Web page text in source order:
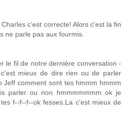
c'est correcte! Alors c'est la fin
ne parle pas aux fourmis.
le fil de notre dernière conversation -
mieux de dire rien ou de parler
Jeff comment sont tes hmmm hmmm
parler ou non hmmmmmmm ok je
f--f--f--ok fesses.La c'est mieux de